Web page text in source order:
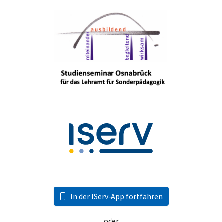
In der IServ-App fortfahren